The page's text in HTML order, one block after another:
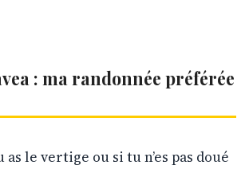
: ma randonnée préférée
le vertige ou si tu n’es pas doué